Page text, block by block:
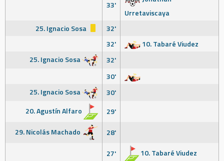
33'
Urretaviscaya
25. Ignacio Sosa
32'
32'
10. Tabaré Viudez
25. Ignacio Sosa
32'
30'
25. Ignacio Sosa
30'
20. Agustín Alfaro
29'
29. Nicolás Machado
28'
27'
10. Tabaré Viudez